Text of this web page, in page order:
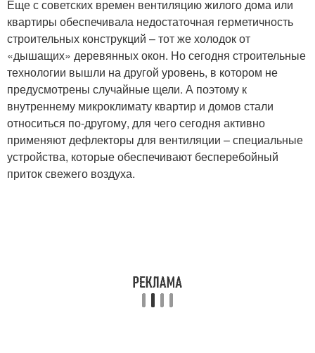
Еще с советских времен вентиляцию жилого дома или
квартиры обеспечивала недостаточная герметичность
строительных конструкций – тот же холодок от
«дышащих» деревянных окон. Но сегодня строительные
технологии вышли на другой уровень, в котором не
предусмотрены случайные щели. А поэтому к
внутреннему микроклимату квартир и домов стали
относиться по-другому, для чего сегодня активно
применяют дефлекторы для вентиляции – специальные
устройства, которые обеспечивают бесперебойный
приток свежего воздуха.